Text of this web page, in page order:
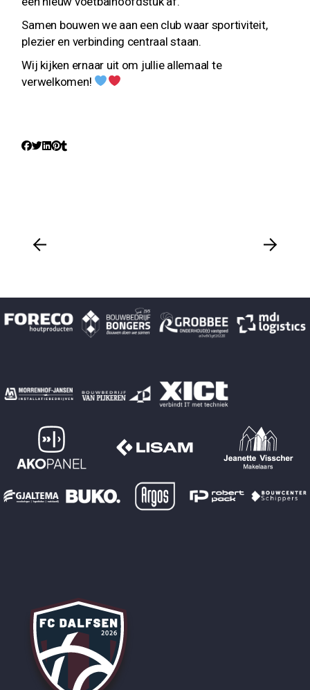
Samen bouwen we aan een club waar sportiviteit,
plezier en verbinding centraal staan.
Wij kijken ernaar uit om jullie allemaal te
verwelkomen!